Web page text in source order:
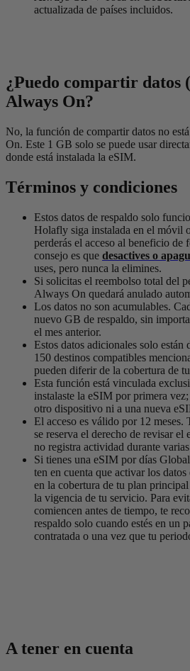
actualizada de países incluidos.
¿Puedo compartir datos
Always On?
No, la función de compartir datos no
On. Este 1 GB solo se puede usar
donde está instalada la eSIM.
Términos y condiciones
Estos datos de respaldo solo
Holafly siga instalada en el móvil
perderás el acceso al beneficio
consejo es que desactives o
uses, pero nunca la elimines.
Si solicitas el reembolso total del
Always On quedará anulado
Los datos no son acumulables.
nuevo GB de respaldo, sin
el mes anterior.
Estos datos adicionales solo están
150 destinos compatibles
pueden diferir de la cobertura de
Esta función está vinculada
instalaste la eSIM por primera
otro dispositivo ni a una nueva
El acceso es válido por 12
se reserva el derecho de revisar el
no registra actividad durante varias
Si tienes una eSIM por días
ten en cuenta que activar los
en la cobertura de tu plan
la vigencia de tu servicio. Para
comiencen antes de tiempo, te
respaldo solo cuando estés en un
contratada o una vez que tu
A tener en cuenta